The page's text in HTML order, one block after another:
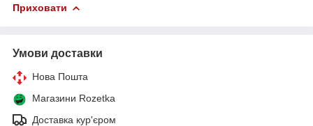
Приховати
Умови доставки
Нова Пошта
Магазини Rozetka
Доставка кур'єром